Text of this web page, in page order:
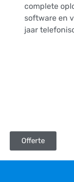
complete
software en
jaar
Offerte